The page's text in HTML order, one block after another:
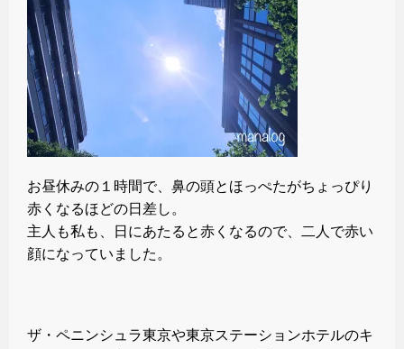
お昼休みの１時間で、鼻の頭とほっぺたがちょっぴり
赤くなるほどの日差し。
主人も私も、日にあたると赤くなるので、二人で赤い
顔になっていました。
ザ・ペニンシュラ東京や東京ステーションホテルのキ